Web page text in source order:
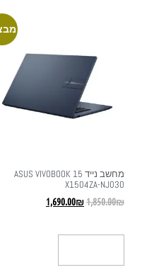
מחשב נייד ASUS VIVOBOOK 15
X1504ZA-NJ030
1,850.00₪
1,690.00₪